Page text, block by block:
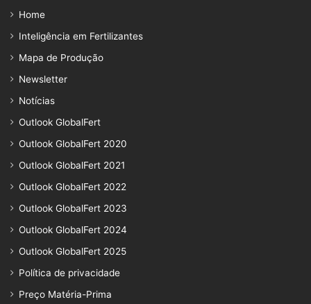
Home
Inteligência em Fertilizantes
Mapa de Produção
Newsletter
Notícias
Outlook GlobalFert
Outlook GlobalFert 2020
Outlook GlobalFert 2021
Outlook GlobalFert 2022
Outlook GlobalFert 2023
Outlook GlobalFert 2024
Outlook GlobalFert 2025
Política de privacidade
Preço Matéria-Prima